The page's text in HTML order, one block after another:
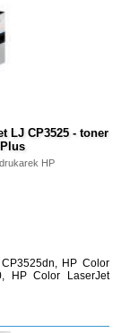
LJ CP3525 - toner
HP
HP Color
HP Color LaserJet